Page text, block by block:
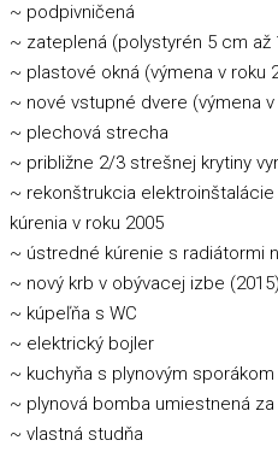
~ podpivničená
~ zateplená (polystyrén 5 cm až
~ plastové okná (výmena v roku
~ nové vstupné dvere (výmena v
~ plechová strecha
~ približne 2/3 strešnej krytiny
~ rekonštrukcia
kúrenia v roku 2005
~ ústredné kúrenie s radiátormi
~ nový krb v obývacej izbe (2015)
~ kúpeľňa s WC
~ elektrický bojler
~ kuchyňa s plynovým sporákom
~ plynová bomba umiestnená
~ vlastná studňa